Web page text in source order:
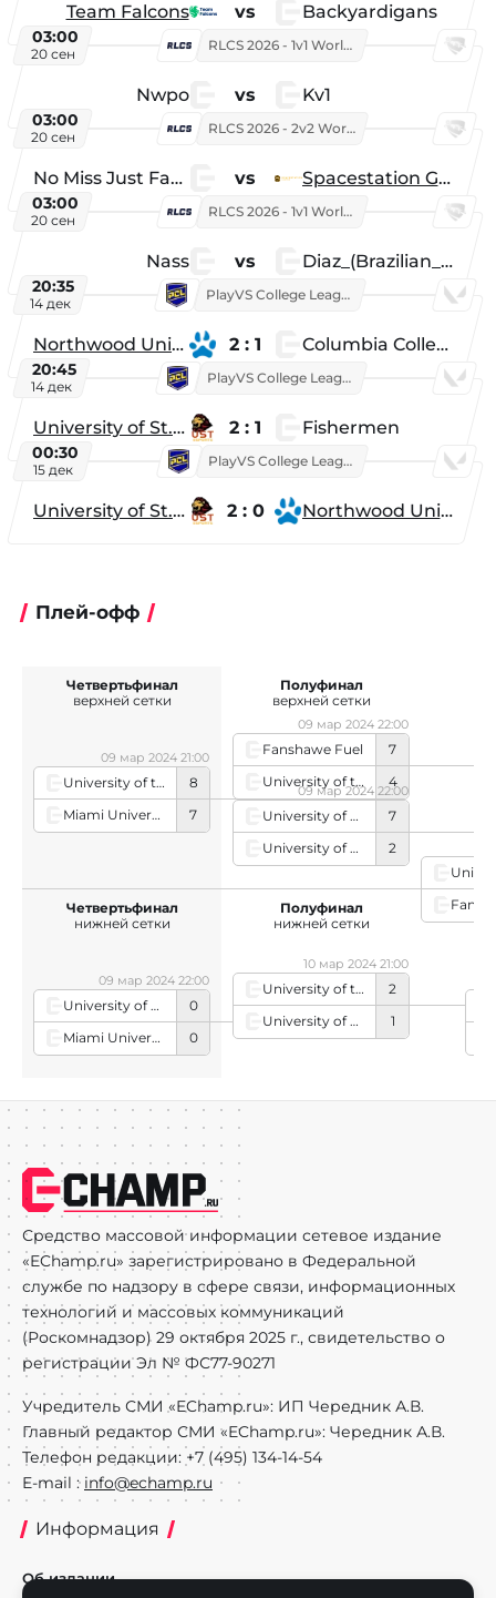
Team Falcons vs Backyardigans
03:00
20 сен
RLCS 2026 - 1v1 World Championship
Nwpo vs Kv1
03:00
20 сен
RLCS 2026 - 2v2 World Championship
No Miss Just Fake vs Spacestation Gaming
03:00
20 сен
RLCS 2026 - 1v1 World Championship
Nass vs Diaz_(Brazilian_Player)
20:35
14 дек
PlayVS College League 2025: Fall
Northwood University 2 : 1 Columbia College
20:45
14 дек
PlayVS College League 2025: Fall
University of St. Thomas 2 : 1 Fishermen
00:30
15 дек
PlayVS College League 2025: Fall
University of St. Thomas 2 : 0 Northwood University
Плей-офф
University of the Cumberlands
8
Miami University Redhawgs
7
09 мар 2024 21:00
Четвертьфинал
верхней сетки
Fanshawe Fuel
7
University of the Cumberlands
4
09 мар 2024 22:00
University of Kentucky
7
University of Cincinnati Academy
2
09 мар 2024 22:00
Полуфинал
верхней сетки
University of Cincinnati Academy
0
Miami University Redhawgs
0
09 мар 2024 22:00
Четвертьфинал
нижней сетки
University of the Cumberlands
2
University of Cincinnati Academy
1
10 мар 2024 21:00
Полуфинал
нижней сетки
Средство массовой информации сетевое издание
«EChamp.ru» зарегистрировано в Федеральной
службе по надзору в сфере связи, информационных
технологий и массовых коммуникаций
(Роскомнадзор) 29 октября 2025 г., свидетельство о
регистрации Эл № ФС77-90271
Учредитель СМИ «EChamp.ru»: ИП Чередник А.В.
Главный редактор СМИ «EChamp.ru»: Чередник А.В.
Телефон редакции: +7 (495) 134-14-54
E-mail : info@echamp.ru
Информация
Об издании